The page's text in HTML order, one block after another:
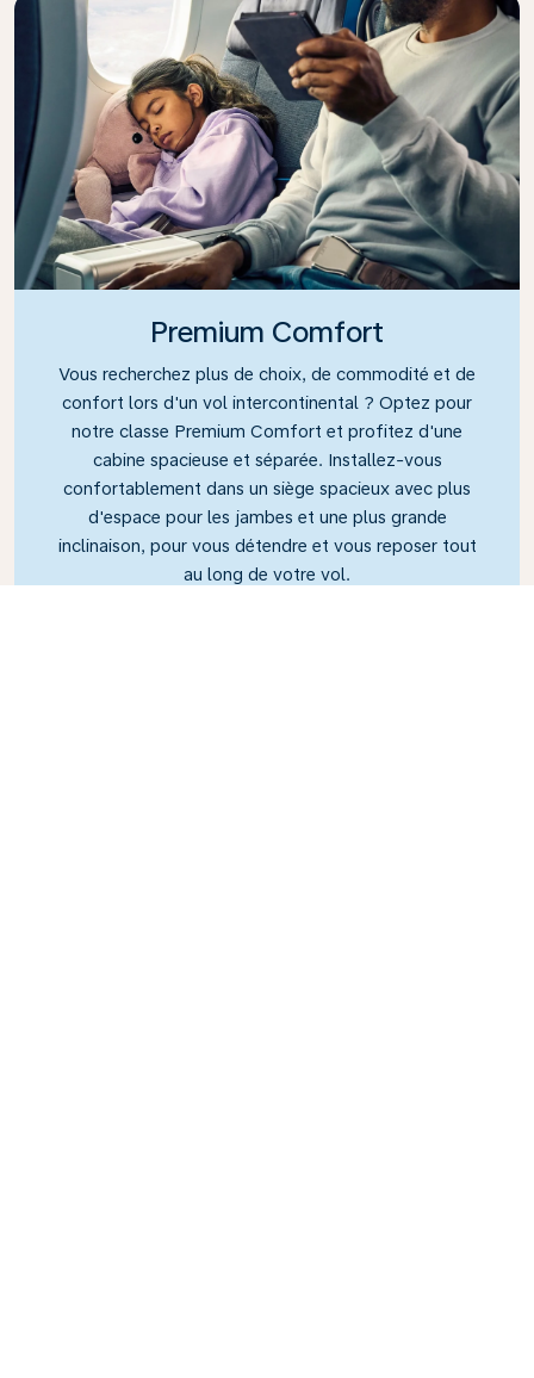
Premium Comfort
Vous recherchez plus de choix, de commodité et de
confort lors d'un vol intercontinental ? Optez pour
notre classe Premium Comfort et profitez d'une
cabine spacieuse et séparée. Installez-vous
confortablement dans un siège spacieux avec plus
d'espace pour les jambes et une plus grande
inclinaison, pour vous détendre et vous reposer tout
au long de votre vol.